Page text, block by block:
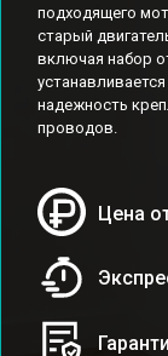
подходящего
старый
включая набор
надежность
проводов.
Цена